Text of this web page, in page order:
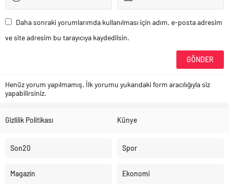
Daha sonraki yorumlarımda kullanılması için adım, e-posta adresim
ve site adresim bu tarayıcıya kaydedilsin.
Henüz yorum yapılmamış. İlk yorumu yukarıdaki form aracılığıyla siz
yapabilirsiniz.
Gizlilik Politikası Künye
Son20 Spor
Magazin Ekonomi